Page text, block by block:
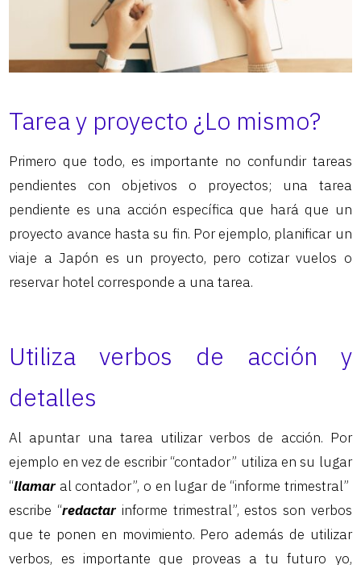
Tarea y proyecto ¿Lo mismo?
Primero que todo, es importante no confundir tareas
pendientes con objetivos o proyectos; una tarea
pendiente es una acción específica que hará que un
proyecto avance hasta su fin. Por ejemplo, planificar un
viaje a Japón es un proyecto, pero cotizar vuelos o
reservar hotel corresponde a una tarea.
Utiliza verbos de acción y
detalles
Al apuntar una tarea utilizar verbos de acción. Por
ejemplo en vez de escribir “contador” utiliza en su lugar
“llamar al contador”, o en lugar de “informe trimestral”
escribe “redactarinforme trimestral”, estos son verbos
que te ponen en movimiento. Pero además de utilizar
verbos, es importante que proveas a tu futuro yo,